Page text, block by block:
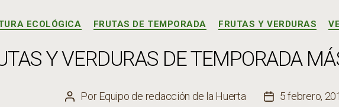
Categorías
ECOLÓGICA FRUTAS DE TEMPORADA FRUTAS Y VERDURAS
Y VERDURAS DE TEMPORADA
Autor
PorEquipo de redacción de la Huerta
Fecha
5 febrero,